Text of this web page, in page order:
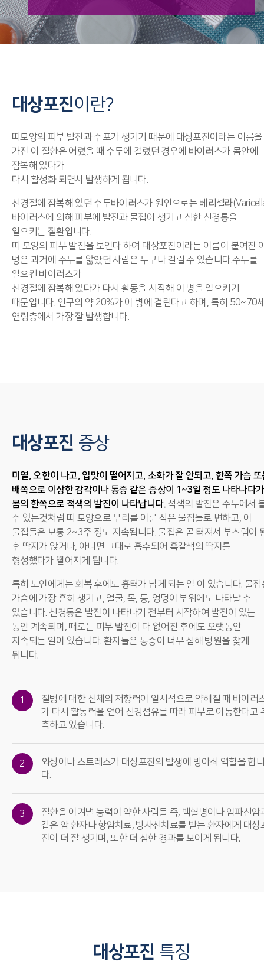
대상포진이란?
띠모양의 피부 발진과 수포가 생기기 때문에 대상포진이라는 이름을
가진 이 질환은 어렸을 때 수두에 걸렸던 경우에 바이러스가 몸안에
잠복해 있다가
다시 활성화 되면서 발생하게 됩니다.
신경절에 잠복해 있던 수두바이러스가 원인으로는 베리셀라
바이러스에 의해 피부에 발진과 물집이 생기고 심한 신경통을
일으키는 질환입니다.
띠 모양의 피부 발진을 보인다 하여 대상포진이라는 이름이 붙여진
병은 과거에 수두를 앓았던 사람은 누구나 걸릴 수 있습니다.수두를
일으킨 바이러스가
신경절에 잠복해 있다가 다시 활동을 시작해 이 병을 일으키기
때문입니다. 인구의 약 20%가 이 병에 걸린다고 하며, 특히 50~70
연령층에서 가장 잘 발생합니다.
대상포진 증상
미열, 오한이 나고, 입맛이 떨어지고, 소화가 잘 안되고, 한쪽 가슴 또
배쪽으로 이상한 감각이나 통증 같은 증상이 1~3일 정도 나타나다가
몸의 한쪽으로 적색의 발진이 나타납니다. 적색의 발진은 수두에서
수 있는것처럼 띠 모양으로 무리를 이룬 작은 물집들로 변하고, 이
물집들은 보통 2~3주 정도 지속됩니다. 물집은 곧 터져서 부스럼이
후 딱지가 앉거나, 아니면 그대로 흡수되어 흑갈색의 딱지를
형성했다가 떨어지게 됩니다.
특히 노인에게는 회복 후에도 흉터가 남게 되는 일 이 있습니다. 물집
가슴에 가장 흔히 생기고, 얼굴, 목, 등, 엉덩이 부위에도 나타날 수
있습니다. 신경통은 발진이 나타나기 전부터 시작하여 발진이 있는
동안 계속되며, 때로는 피부 발진이 다 없어진 후에도 오랫동안
지속되는 일이 있습니다. 환자들은 통증이 너무 심해 병원을 찾게
됩니다.
1
질병에 대한 신체의 저항력이 일시적으로 약해질 때 바이러
가 다시 활동력을 얻어 신경섬유를 따라 피부로 이동한다고
측하고 있습니다.
2
외상이나 스트레스가 대상포진의 발생에 방아쇠 역할을 합
다.
3
질환을 이겨낼 능력이 약한 사람들 즉, 백혈병이나 임파선암
같은 암 환자나 항암치료, 방사선치료를 받는 환자에게 대상
진이 더 잘 생기며, 또한 더 심한 경과를 보이게 됩니다.
대상포진 특징